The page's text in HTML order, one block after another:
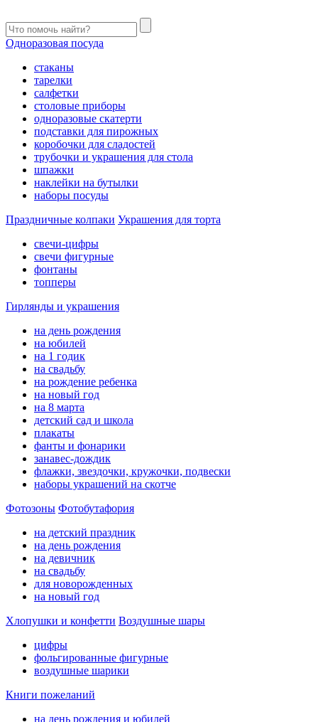
Одноразовая посуда
стаканы
тарелки
салфетки
столовые приборы
одноразовые скатерти
подставки для пирожных
коробочки для сладостей
трубочки и украшения для стола
шпажки
наклейки на бутылки
наборы посуды
Праздничные колпаки Украшения для торта
свечи-цифры
свечи фигурные
фонтаны
топперы
Гирлянды и украшения
на день рождения
на юбилей
на 1 годик
на свадьбу
на рождение ребенка
на новый год
на 8 марта
детский сад и школа
плакаты
фанты и фонарики
занавес-дождик
флажки, звездочки, кружочки, подвески
наборы украшений на скотче
Фотозоны Фотобутафория
на детский праздник
на день рождения
на девичник
на свадьбу
для новорожденных
на новый год
Хлопушки и конфетти Воздушные шары
цифры
фольгированные фигурные
воздушные шарики
Книги пожеланий
на день рождения и юбилей